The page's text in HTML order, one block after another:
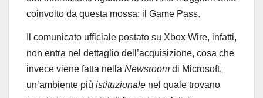
coinvolto da questa mossa: il Game Pass.
Il comunicato ufficiale postato su Xbox Wire, infatti,
non entra nel dettaglio dell’acquisizione, cosa che
invece viene fatta nella Newsroom di Microsoft,
un’ambiente più istituzionale nel quale trovano